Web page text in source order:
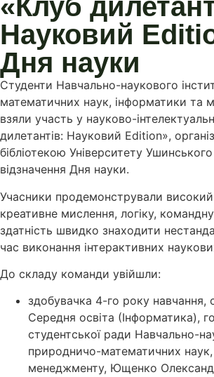
«Клуб
Науковий
Дня науки
Студенти Навчально-наукового
математичних наук, інформатики та
взяли участь у науково-
дилетантів: Науковий Edition»,
бібліотекою Університету
відзначення Дня науки.
Учасники продемонстрували високий
креативне мислення, логіку,
здатність швидко знаходити
час виконання інтерактивних
До складу команди увійшли:
здобувачка 4-го року навчання,
Середня освіта (Інформатика),
студентської ради Навчально-
природничо-математичних
менеджменту, Ющенко